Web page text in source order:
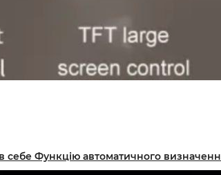
себе Функцію автоматичного